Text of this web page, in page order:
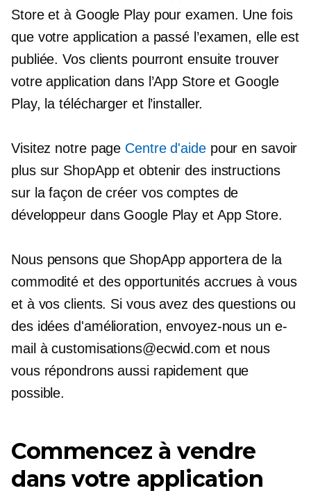
Store et à Google Play pour examen. Une fois
que votre application a passé l’examen, elle est
publiée. Vos clients pourront ensuite trouver
votre application dans l’App Store et Google
Play, la télécharger et l’installer.
Visitez notre page Centre d'aidepour en savoir
plus sur ShopApp et obtenir des instructions
sur la façon de créer vos comptes de
développeur dans Google Play et App Store.
Nous pensons que ShopApp apportera de la
commodité et des opportunités accrues à vous
et à vos clients. Si vous avez des questions ou
des idées d'amélioration, envoyez-nous un e-
mail à customisations@ecwid.com et nous
vous répondrons aussi rapidement que
possible.
Commencez à vendre
dans votre application